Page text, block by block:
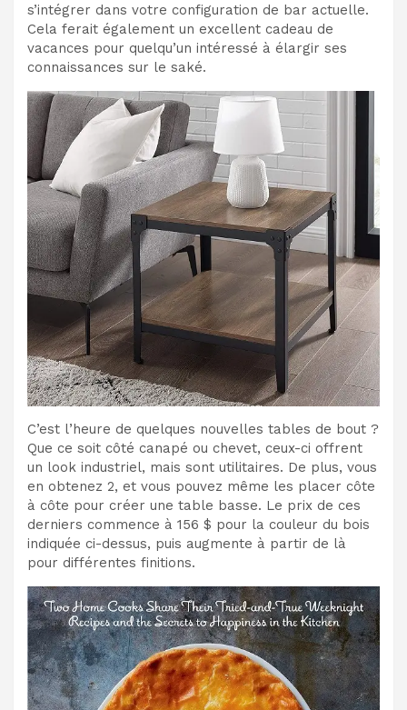
s’intégrer dans votre configuration de bar actuelle.
Cela ferait également un excellent cadeau de
vacances pour quelqu’un intéressé à élargir ses
connaissances sur le saké.
C’est l’heure de quelques nouvelles tables de bout ?
Que ce soit côté canapé ou chevet, ceux-ci offrent
un look industriel, mais sont utilitaires. De plus, vous
en obtenez 2, et vous pouvez même les placer côte
à côte pour créer une table basse. Le prix de ces
derniers commence à 156 $ pour la couleur du bois
indiquée ci-dessus, puis augmente à partir de là
pour différentes finitions.